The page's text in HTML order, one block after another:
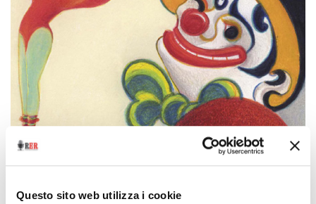
Questo sito web utilizza i cookie
Cinema